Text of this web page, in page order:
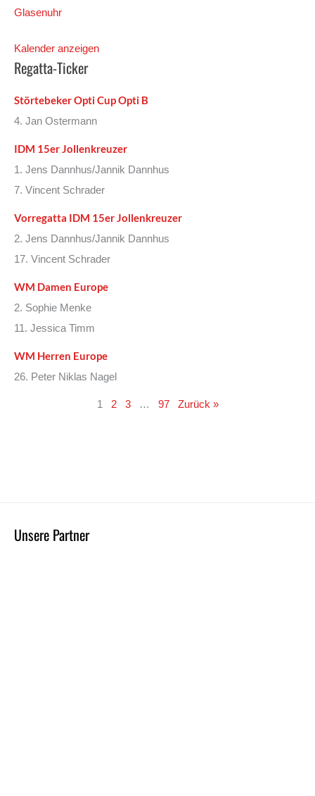
Glasenuhr
Kalender anzeigen
Regatta-Ticker
Störtebeker Opti Cup Opti B
4. Jan Ostermann
IDM 15er Jollenkreuzer
1. Jens Dannhus/Jannik Dannhus
7. Vincent Schrader
Vorregatta IDM 15er Jollenkreuzer
2. Jens Dannhus/Jannik Dannhus
17. Vincent Schrader
WM Damen Europe
2. Sophie Menke
11. Jessica Timm
WM Herren Europe
26. Peter Niklas Nagel
1 2 3 … 97 Zurück »
Unsere Partner